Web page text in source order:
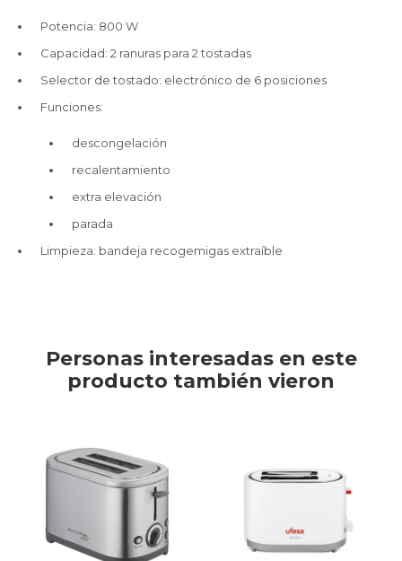
Potencia: 800 W
Capacidad: 2 ranuras para 2 tostadas
Selector de tostado: electrónico de 6 posiciones
Funciones:
descongelación
recalentamiento
extra elevación
parada
Limpieza: bandeja recogemigas extraíble
Personas interesadas en este
producto también vieron